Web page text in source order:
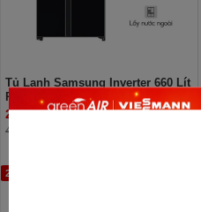
Tủ Lạnh Samsung Inverter 660 Lít
RS64R53012C/SV (2 Cánh)
26.890.000đ
44.000.000đ
25%